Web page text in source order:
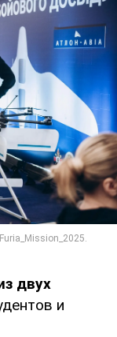
двух
и